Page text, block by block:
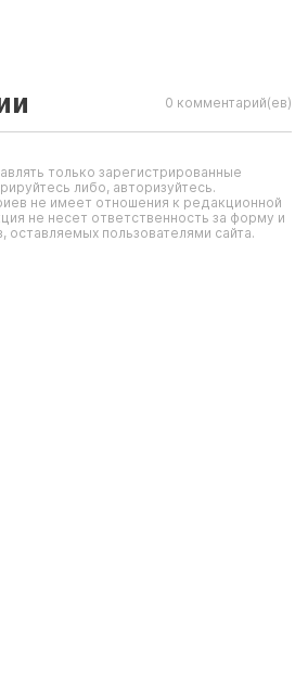
0 комментарий(ев)
только зарегистрированные
либо, авторизуйтесь.
не имеет отношения к редакционной
не несет ответственность за форму и
оставляемых пользователями сайта.